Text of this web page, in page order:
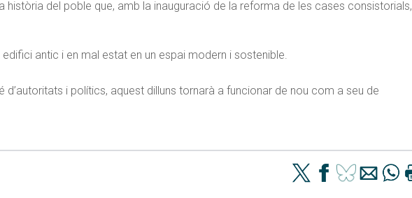
del poble que, amb la inauguració de la reforma de les cases consistorials,
antic i en mal estat en un espai modern i sostenible.
i polítics, aquest dilluns tornarà a funcionar de nou com a seu de